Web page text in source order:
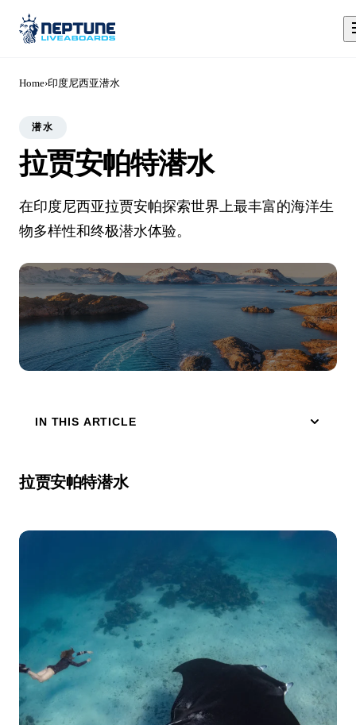
Home›印度尼西亚潜水
潜水
拉贾安帕特潜水
在印度尼西亚拉贾安帕探索世界上最丰富的海洋生
物多样性和终极潜水体验。
IN THIS ARTICLE
拉贾安帕特潜水